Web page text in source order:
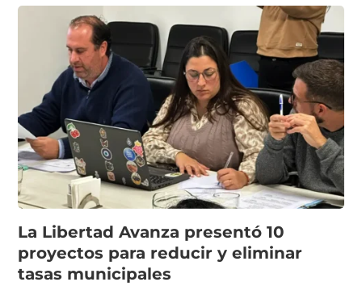
La Libertad Avanza presentó 10
proyectos para reducir y eliminar
tasas municipales